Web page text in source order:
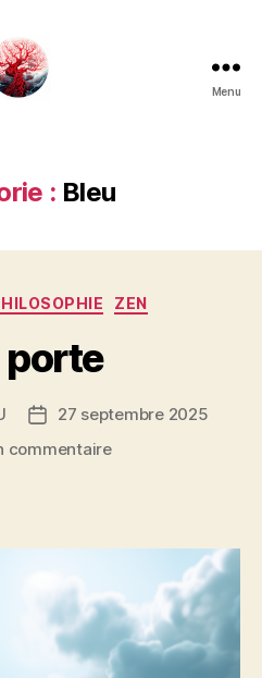
Menu
: Bleu
Catégories ZEN
porte
Date27 septembre 2025
commentairesur